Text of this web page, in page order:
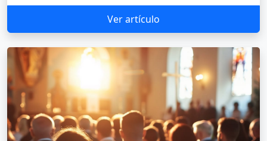
Ver artículo